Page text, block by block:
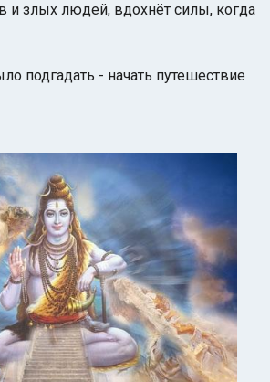
и злых людей, вдохнёт силы, когда
подгадать - начать путешествие